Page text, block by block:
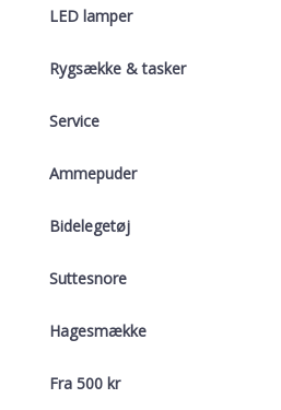
LED lamper
Rygsække & tasker
Service
Ammepuder
Bidelegetøj
Suttesnore
Hagesmække
Fra 500 kr